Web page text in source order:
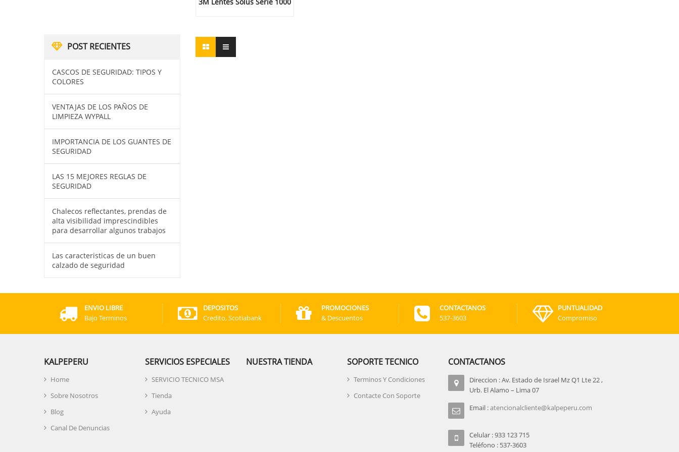
POST RECIENTES
CASCOS DE SEGURIDAD: TIPOS Y
COLORES
VENTAJAS DE LOS PAÑOS DE
LIMPIEZA WYPALL
IMPORTANCIA DE LOS GUANTES DE
SEGURIDAD
LAS 15 MEJORES REGLAS DE
SEGURIDAD
Chalecos reflectantes, prendas de
alta visibilidad imprescindibles
para desarrollar algunos trabajos
Las caracteristicas de un buen
calzado de seguridad
ENVIO LIBRE
Bajo Terminos
DEPOSITOS
Credito, Scotiabank
PROMOCIONES
& Descuentos
CONTACTANOS
537-3603
PUNTUALIDAD
Compromiso
KALPEPERU
Home
Sobre Nosotros
Blog
Canal De Denuncias
SERVICIOS ESPECIALES
SERVICIO TECNICO MSA
Tienda
Ayuda
NUESTRA TIENDA SOPORTE TECNICO
Terminos Y Condiciones
Contacte Con Soporte
CONTACTANOS
Direccion : Av. Estado de Israel Mz Q1 Lte 22 ,
Urb. El Alamo – Lima 07
Email :atencionalcliente@kalpeperu.com
Celular : 933 123 715
Teléfono : 537-3603